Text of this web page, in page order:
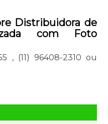
Distribuidora de
com Foto
, (11) 96408-2310 ou